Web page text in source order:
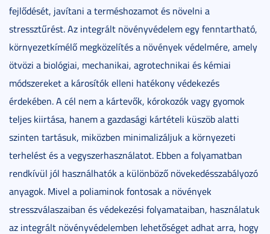
fejlődését, javítani a terméshozamot és növelni a
stressztűrést. Az integrált növényvédelem egy fenntartható,
környezetkímélő megközelítés a növények védelmére, amely
ötvözi a biológiai, mechanikai, agrotechnikai és kémiai
módszereket a károsítók elleni hatékony védekezés
érdekében. A cél nem a kártevők, kórokozók vagy gyomok
teljes kiirtása, hanem a gazdasági kártételi küszöb alatti
szinten tartásuk, miközben minimalizáljuk a környezeti
terhelést és a vegyszerhasználatot. Ebben a folyamatban
rendkívül jól használhatók a különböző növekedésszabályozó
anyagok. Mivel a poliaminok fontosak a növények
stresszválaszaiban és védekezési folyamataiban, használatuk
az integrált növényvédelemben lehetőséget adhat arra, hogy